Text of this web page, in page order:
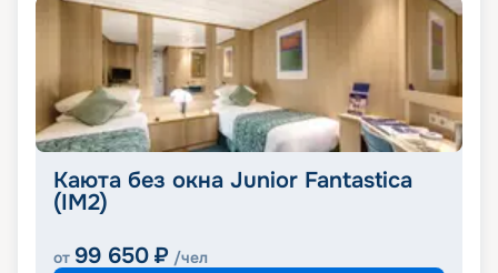
Каюта без окна Junior Fantastica
(IM2)
от 99 650 ₽ /чел